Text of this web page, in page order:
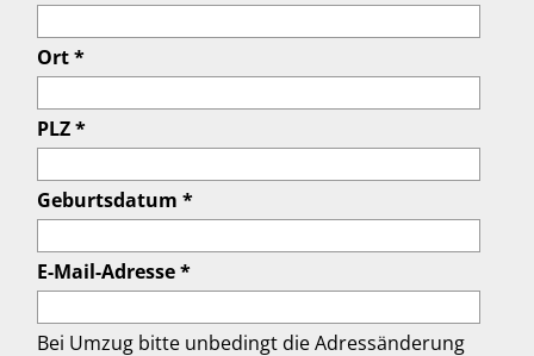
Ort *
PLZ *
Geburtsdatum *
E-Mail-Adresse *
Bei Umzug bitte unbedingt die Adressänderung